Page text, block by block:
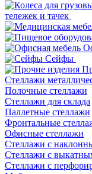
тележек и тачек
Сейфы
Стеллажи
Полочные стеллажи
Стеллажи для склада
Паллетные стеллажи
Фронтальные
Офисные стеллажи
Стеллажи с
Стеллажи с
Стеллажи с